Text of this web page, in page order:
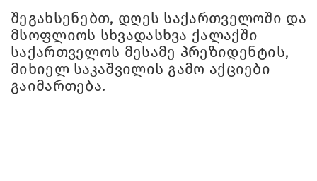
შეგახსენებთ, დღეს საქართველოში და
მსოფლიოს სხვადასხვა ქალაქში
საქართველოს მესამე პრეზიდენტის,
მიხიელ საკაშვილის გამო აქციები
გაიმართება.